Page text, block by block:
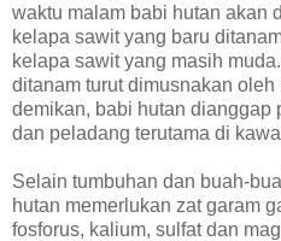
waktu malam babi hutan akan
kelapa sawit yang baru
kelapa sawit yang masih
ditanam turut dimusnakan
demikan, babi hutan dianggap
dan peladang terutama di
Selain tumbuhan dan buah-
hutan memerlukan zat garam
fosforus, kalium, sulfat dan